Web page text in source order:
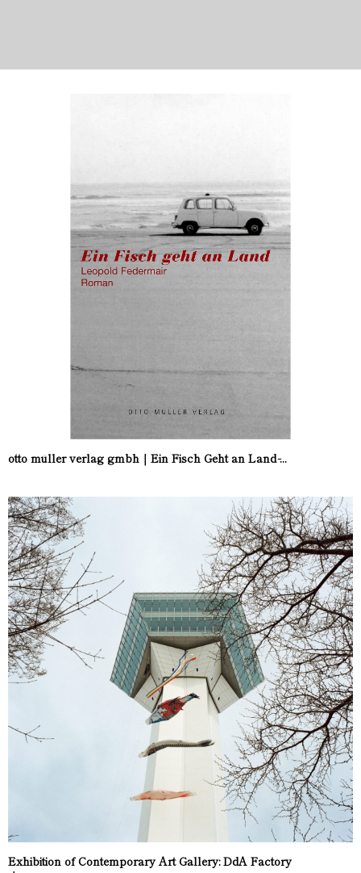
otto müller verlag gmbh｜Ein Fisch Geht an Land ̵...
Exhibition of Contemporary Art Gallery: DdA Factory